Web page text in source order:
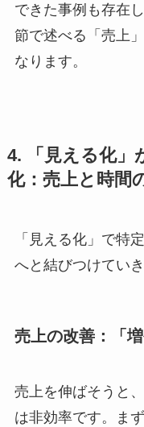
できた事例も存在
節で述べる「売上
なります。
4. 「見える化」
化：売上と時間
「見える化」で特
へと結びつけていき
売上の改善：「
売上を伸ばそうと
は非効率です。ま